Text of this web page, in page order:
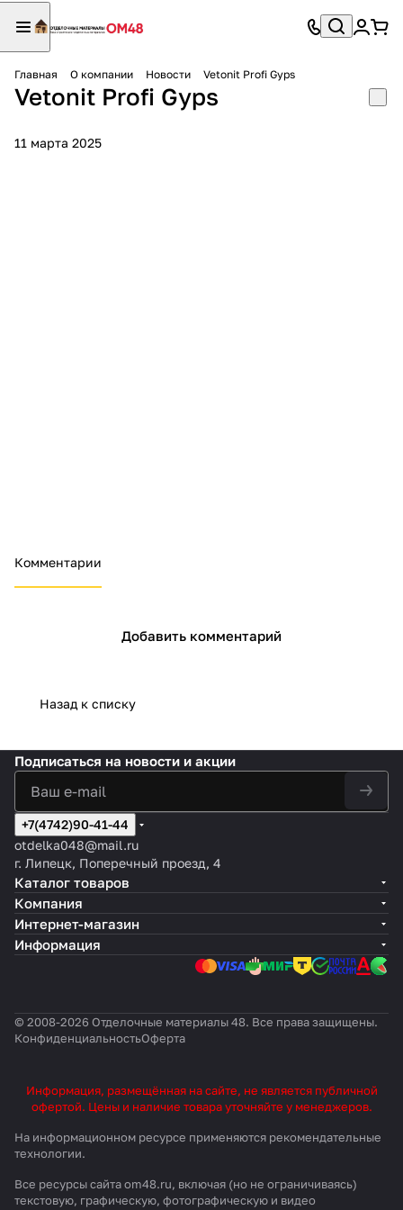
Главная О компании Новости Vetonit Profi Gyps
Vetonit Profi Gyps
11 марта 2025
Комментарии
Добавить комментарий
Назад к списку
Подписаться на новости и акции
+7(4742)90-41-44
otdelka048@mail.ru
г. Липецк, Поперечный проезд, 4
Каталог товаров
Компания
Интернет-магазин
Информация
© 2008-2026 Отделочные материалы 48. Все права защищены.
КонфиденциальностьОферта
Информация, размещённая на сайте, не является публичной
офертой. Цены и наличие товара уточняйте у менеджеров.
На информационном ресурсе применяются рекомендательные
технологии.
Все ресурсы сайта om48.ru, включая (но не ограничиваясь)
текстовую, графическую, фотографическую и видео